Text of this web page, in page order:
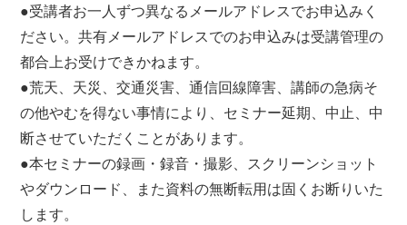
●受講者お一人ずつ異なるメールアドレスでお申込みく
ださい。共有メールアドレスでのお申込みは受講管理の
都合上お受けできかねます。
●荒天、天災、交通災害、通信回線障害、講師の急病そ
の他やむを得ない事情により、セミナー延期、中止、中
断させていただくことがあります。
●本セミナーの録画・録音・撮影、スクリーンショット
やダウンロード、また資料の無断転用は固くお断りいた
します。